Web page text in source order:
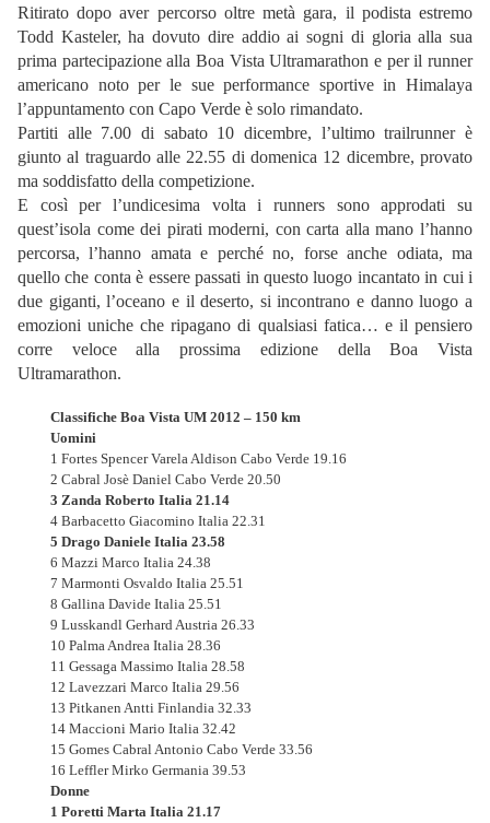
Ritirato dopo aver percorso oltre metà gara, il podista estremo
Todd Kasteler, ha dovuto dire addio ai sogni di gloria alla sua
prima partecipazione alla Boa Vista Ultramarathon e per il runner
americano noto per le sue performance sportive in Himalaya
l’appuntamento con Capo Verde è solo rimandato.
Partiti alle 7.00 di sabato 10 dicembre, l’ultimo trailrunner è
giunto al traguardo alle 22.55 di domenica 12 dicembre, provato
ma soddisfatto della competizione.
E così per l’undicesima volta i runners sono approdati su
quest’isola come dei pirati moderni, con carta alla mano l’hanno
percorsa, l’hanno amata e perché no, forse anche odiata, ma
quello che conta è essere passati in questo luogo incantato in cui i
due giganti, l’oceano e il deserto, si incontrano e danno luogo a
emozioni uniche che ripagano di qualsiasi fatica… e il pensiero
corre veloce alla prossima edizione della Boa Vista
Ultramarathon.
Classifiche Boa Vista UM 2012 – 150 km
Uomini
1 Fortes Spencer Varela Aldison Cabo Verde 19.16
2 Cabral Josè Daniel Cabo Verde 20.50
3 Zanda Roberto Italia 21.14
4 Barbacetto Giacomino Italia 22.31
5 Drago Daniele Italia 23.58
6 Mazzi Marco Italia 24.38
7 Marmonti Osvaldo Italia 25.51
8 Gallina Davide Italia 25.51
9 Lusskandl Gerhard Austria 26.33
10 Palma Andrea Italia 28.36
11 Gessaga Massimo Italia 28.58
12 Lavezzari Marco Italia 29.56
13 Pitkanen Antti Finlandia 32.33
14 Maccioni Mario Italia 32.42
15 Gomes Cabral Antonio Cabo Verde 33.56
16 Leffler Mirko Germania 39.53
Donne
1 Poretti Marta Italia 21.17